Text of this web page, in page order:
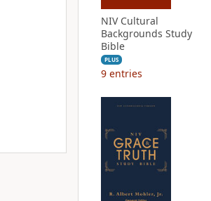
NIV Cultural
Backgrounds Study
Bible
PLUS
9 entries